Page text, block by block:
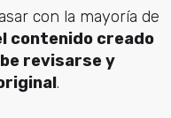
con la mayoría de
contenido creado
revisarse y
.